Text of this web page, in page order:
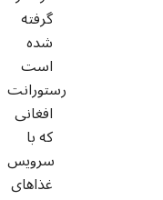
گرفته
شده
است
رستورانت
افغانی
که با
سرویس
غذاهای